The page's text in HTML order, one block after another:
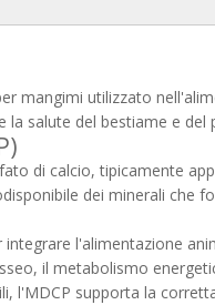
mangimi utilizzato
salute del bestiame e del
di calcio, tipicamente
dei minerali che
l'alimentazione
il metabolismo
l'MDCP supporta la